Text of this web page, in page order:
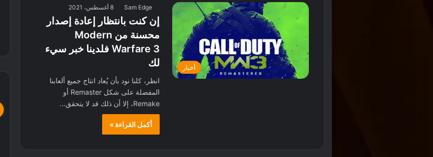
أخبار
Sam Edge 8 أغسطس، 2021
إن كنت بانتظار إعادة إصدار
محسنة من Modern
Warfare 3 فلدينا خبر سيء
لك
انظر، كلنا نود بأن يُعاد انتاج جميع ألعابنا
المفضلة على شكل Remaster أو
Remake، إلا أن ذلك قد لا يتحقق…
أكمل القراءة »